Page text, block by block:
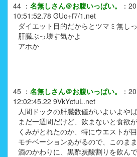
44 ： 名無しさん＠お腹いっぱい。 ：
10:51:52.78 GUo+f7/1.net
ダイエット目的だからとツマミ無し
肝臓ぶっ壊す気かよ
アホか
45 ： 名無しさん＠お腹いっぱい。 ：
12:02:45.22 9VkYctuL.net
人間ドックの肝臓数値がいよいよや
まだ一週間だけど、飲まないと食欲
くみがとれたのか、特にウエストが
モチベーションあがるので、このまま
酒のかわりに、黒酢炭酸割りを飲んで